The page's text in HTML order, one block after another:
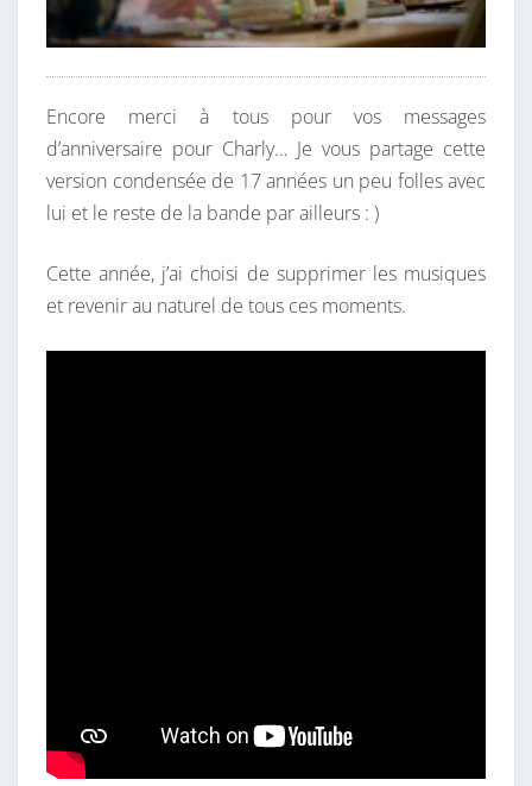
Encore merci à tous pour vos messages
d’anniversaire pour Charly… Je vous partage cette
version condensée de 17 années un peu folles avec
lui et le reste de la bande par ailleurs : )
Cette année, j’ai choisi de supprimer les musiques
et revenir au naturel de tous ces moments.